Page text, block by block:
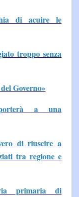
di acuire le
troppo senza
Governo»
a una
di riuscire a
tra regione e
primaria di